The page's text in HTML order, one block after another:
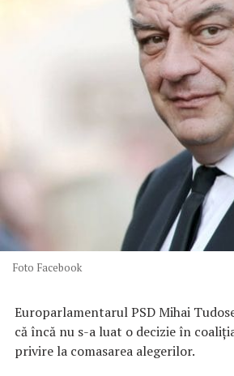
Foto Facebook
Europarlamentarul PSD Mihai
că încă nu s-a luat o decizie în
privire la comasarea alegerilor.